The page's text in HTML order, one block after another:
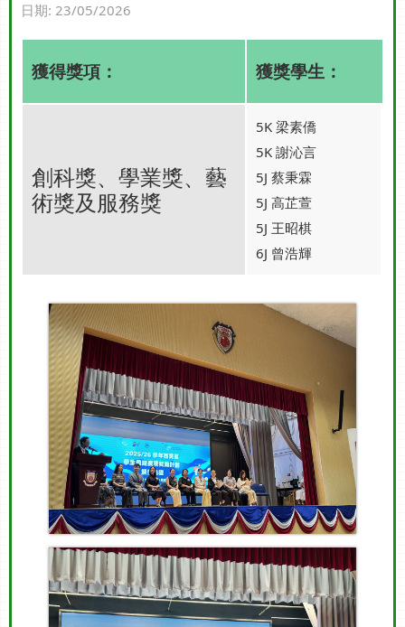
日期: 23/05/2026
獲得獎項： 獲獎學生：
創科獎、學業獎、藝
術獎及服務獎
5K 梁素僑
5K 謝沁言
5J 蔡秉霖
5J 高芷萱
5J 王昭棋
6J 曾浩輝